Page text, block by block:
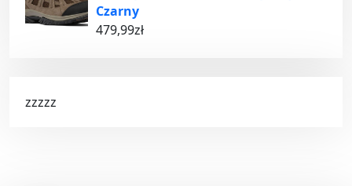
Czarny
479,99zł
zzzzz